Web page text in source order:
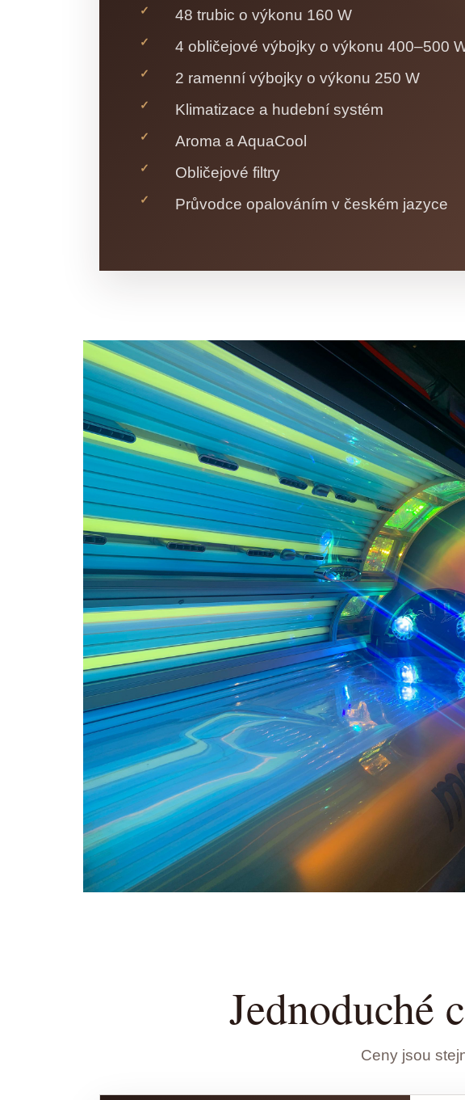
48 trubic o výkonu 160 W
4 obličejové výbojky o výkonu 400–500
2 ramenní výbojky o výkonu 250 W
Klimatizace a hudební systém
Aroma a AquaCool
Obličejové filtry
Průvodce opalováním v českém jazyce
Jednoduché
Ceny jsou